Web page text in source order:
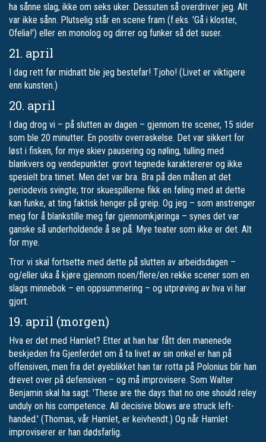
ha sånne slag, ikke om seks uker. Dessuten så overdriver jeg. Alt
var ikke sånn. Plutselig står en scene fram (f.eks. 'Gå i kloster,
Ofelia!') eller en monolog og dirrer og funker så det suser.
21. april
I dag rett før midnatt ble jeg bestefar! Tjoho! (Livet er viktigere
enn kunsten.)
20. april
I dag drog vi – på slutten av dagen – gjennom tre scener, 15 sider
som ble 20 minutter. En positiv overraskelse. Det var sikkert for
løst i fisken, for mye skiev pausering og nøling, tulling med
blankvers og vendepunkter. grovt tegnede karaktererer og ikke
spesielt bra timet. Men det var bra. Bra på den måten at det
periodevis svingte; tror skuespillerne fikk en føling med at dette
kan funke, at ting faktisk henger på greip. Og jeg – som anstrenger
meg for å blankstille meg før gjennomkjøringa – synes det var
ganske så underholdende å se på. Mye teater som ikke er det. Alt
for mye.
Tror vi skal fortsette med dette på slutten av arbeidsdagen –
og/eller uka å kjøre gjennom noen/flere/en rekke scener som en
slags minnebok – en oppsummering – og utprøving av hva vi har
gjort.
19. april (morgen)
Hva er det med Hamlet? Etter at han har fått den manenede
beskjeden fra Gjenferdet om å ta livet av sin onkel er han på
offensiven, men fra det øyeblikket han tar rotta på Polonius blir han
drevet over på defensiven – og må improvisere. Som Walter
Benjamin skal ha sagt: 'These are the days that no one should reley
unduly on his competence. All decisive blows are struck left-
handed.' (Thomas, vår Hamlet, er keivhendt.) Og når Hamlet
improviserer er han dødsfarlig.